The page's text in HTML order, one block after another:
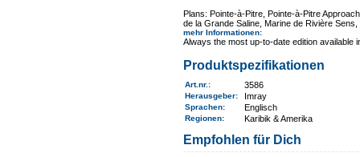
Plans: Pointe-à-Pitre, Pointe-à-Pitre
de la Grande Saline, Marine de Rivière
mehr Informationen:
Always the most up-to-date edition
Produktspezifikationen
Art.nr. : 3586
Herausgeber: Imray
Sprachen: Englisch
Regionen: Karibik & Amerika
Empfohlen für Dich